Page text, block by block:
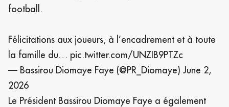
football.
Félicitations aux joueurs, à l’encadrement et à toute
la famille du… pic.twitter.com/UNZIB9PTZc
— Bassirou Diomaye Faye (@PR_Diomaye) June 2,
2026
Le Président Bassirou Diomaye Faye a également